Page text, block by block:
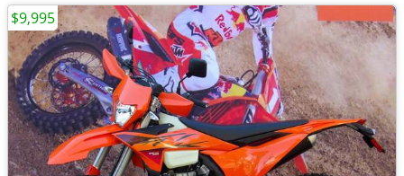
$9,995